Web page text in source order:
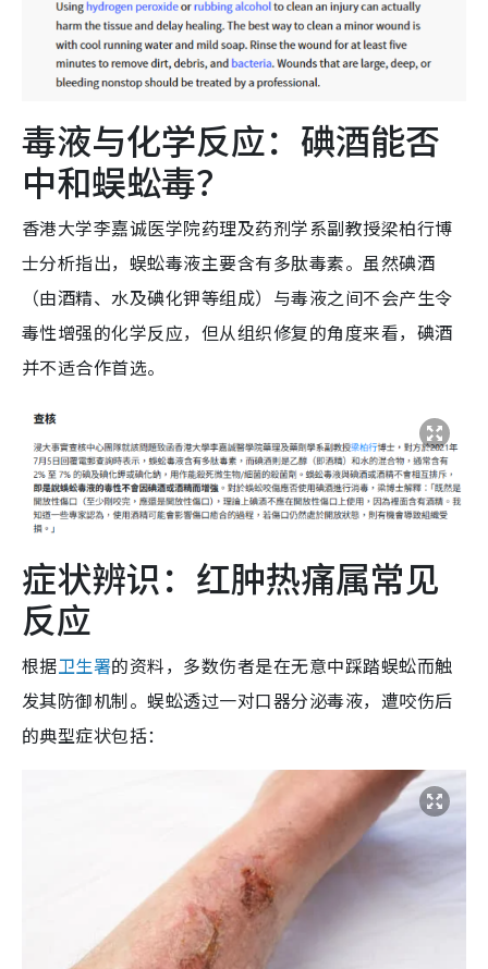
毒液与化学反应：碘酒能否
中和蜈蚣毒？
香港大学李嘉诚医学院药理及药剂学系副教授梁柏行博
士分析指出，蜈蚣毒液主要含有多肽毒素。虽然碘酒
（由酒精、水及碘化钾等组成）与毒液之间不会产生令
毒性增强的化学反应，但从组织修复的角度来看，碘酒
并不适合作首选。
症状辨识：红肿热痛属常见
反应
根据卫生署的资料，多数伤者是在无意中踩踏蜈蚣而触
发其防御机制。蜈蚣透过一对口器分泌毒液，遭咬伤后
的典型症状包括：